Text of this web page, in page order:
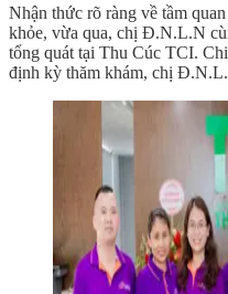
Nhận thức rõ ràng về tầm
khỏe, vừa qua, chị Đ.N.L.N
tổng quát tại Thu Cúc TCI.
định kỳ thăm khám, chị